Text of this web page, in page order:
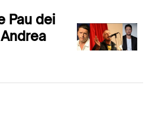
Pau dei